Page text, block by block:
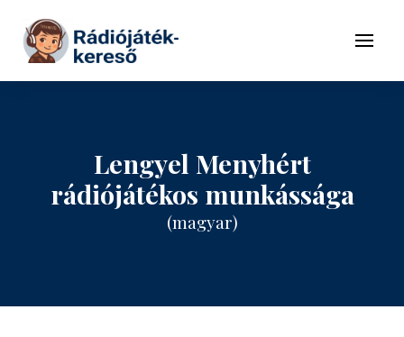
Tovább a tartalomhoz
Menü
Lengyel Menyhért
rádiójátékos munkássága
(magyar)